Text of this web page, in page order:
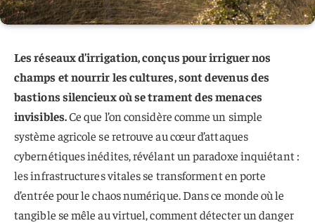
Les réseaux d’irrigation, conçus pour irriguer nos
champs et nourrir les cultures, sont devenus des
bastions silencieux où se trament des menaces
invisibles.Ce que l’on considère comme un simple
système agricole se retrouve au cœur d’attaques
cybernétiques inédites, révélant un paradoxe inquiétant :
les infrastructures vitales se transforment en porte
d’entrée pour le chaos numérique. Dans ce monde où le
tangible se mêle au virtuel, comment détecter un danger